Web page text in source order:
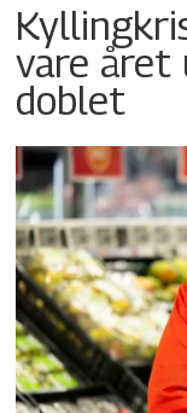
vare året
doblet